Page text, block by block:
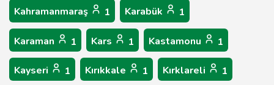
Kahramanmaraş 1 Karabük 1
Karaman 1 Kars 1 Kastamonu 1
Kayseri 1 Kırıkkale 1 Kırklareli 1